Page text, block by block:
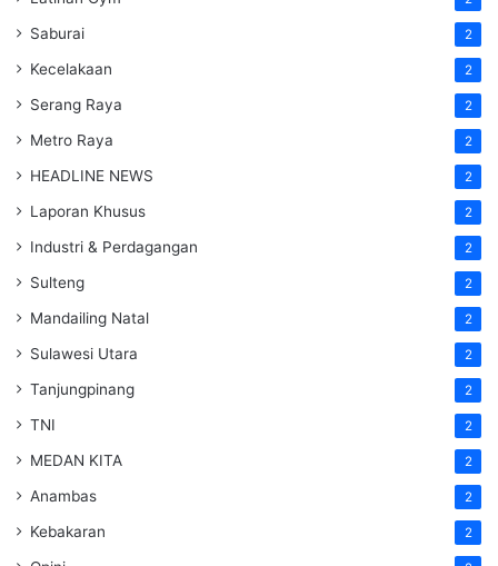
Saburai 2
Kecelakaan 2
Serang Raya 2
Metro Raya 2
HEADLINE NEWS 2
Laporan Khusus 2
Industri & Perdagangan 2
Sulteng 2
Mandailing Natal 2
Sulawesi Utara 2
Tanjungpinang 2
TNI 2
MEDAN KITA 2
Anambas 2
Kebakaran 2